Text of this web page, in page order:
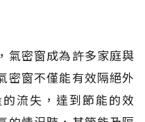
氣密窗成為許多家庭與
密窗不僅能有效隔絕外
流失，達到節能的效